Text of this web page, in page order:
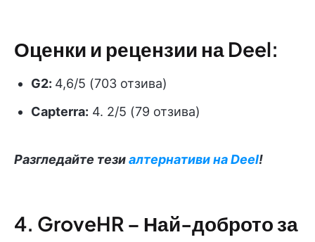
Оценки и рецензии на Deel:
G2: 4,6/5 (703 отзива)
Capterra: 4. 2/5 (79 отзива)
Разгледайте тезиалтернативи на Deel!
4. GroveHR – Най-доброто за